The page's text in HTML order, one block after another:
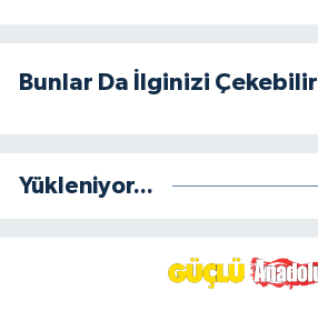
Bunlar Da İlginizi Çekebilir
Yükleniyor...